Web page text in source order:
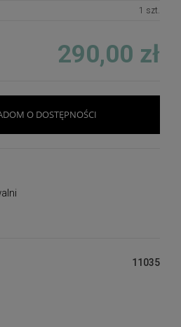
1 szt.
290,00 zł
O DOSTĘPNOŚCI
11035